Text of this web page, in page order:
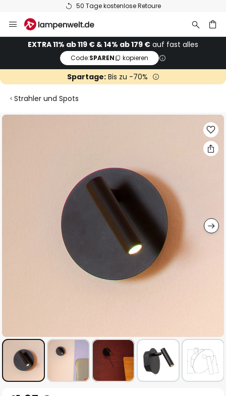
50 Tage kostenlose Retoure
Inhalt
springenEXTRA 11% ab 119 € & 14% ab 179 € auf fast alles
Code:SPAREN kopieren
Spartage:Bis zu -70%
Strahler und Spots
Zum